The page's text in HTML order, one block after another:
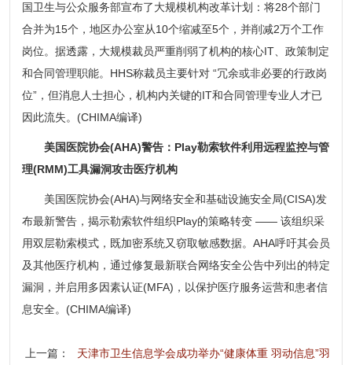
国卫生与公众服务部宣布了大规模机构改革计划：将28个部门
合并为15个，地区办公室从10个缩减至5个，并削减2万个工作
岗位。据透露，大规模裁员严重削弱了机构的核心IT、政策制定
和合同管理职能。HHS称裁员主要针对 “冗余或非必要的行政岗
位”，但消息人士担心，机构内关键的IT和合同管理专业人才已
因此流失。(CHIMA编译)
美国医院协会(AHA)警告：Play勒索软件利用远程监控与管
理(RMM)工具漏洞攻击医疗机构
美国医院协会(AHA)与网络安全和基础设施安全局(CISA)发
布最新警告，揭示勒索软件组织Play的策略转变 —— 该组织采
用双层勒索模式，既加密系统又窃取敏感数据。AHA呼吁其会员
及其他医疗机构，通过修复最新联合网络安全公告中列出的特定
漏洞，并启用多因素认证(MFA)，以保护医疗服务运营和患者信
息安全。(CHIMA编译)
上一篇： 天津市卫生信息学会成功举办“健康体重 羽动信息”羽